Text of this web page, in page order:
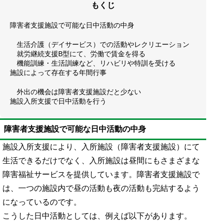
もくじ
障害者支援施設で可能な日中活動の中身
生活介護（デイサービス）での活動やレクリエーション
就労継続支援B型にて、労働で賃金を得る
機能訓練・生活訓練など、リハビリや特訓を受ける
施設によって存在する年間行事
外出の機会は障害者支援施設だと少ない
施設入所支援で日中活動を行う
障害者支援施設で可能な日中活動の中身
施設入所支援により、入所施設（障害者支援施設）にて
生活できるだけでなく、入所施設は昼間にもさまざまな
障害福祉サービスを提供しています。障害者支援施設で
は、一つの施設内で昼の活動も夜の活動も完結するよう
になっているのです。
こうした日中活動としては、例えば以下があります。